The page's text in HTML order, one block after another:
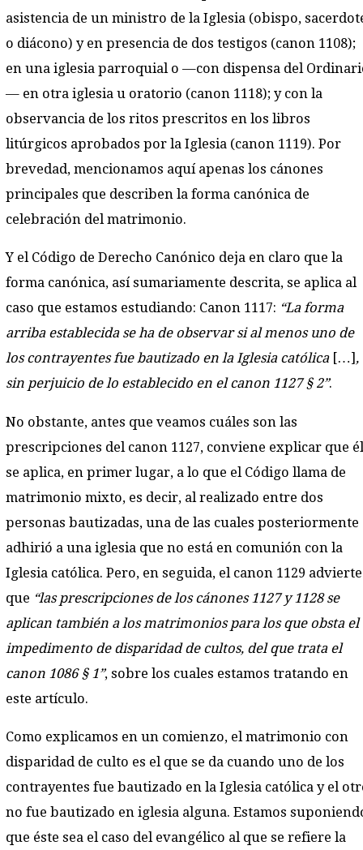
asistencia de un ministro de la Iglesia (obispo,
o diácono) y en presencia de dos testigos (canon 1108);
en una iglesia parroquial o —con dispensa del
— en otra iglesia u oratorio (canon 1118); y con la
observancia de los ritos prescritos en los libros
litúrgicos aprobados por la Iglesia (canon 1119). Por
brevedad, mencionamos aquí apenas los cánones
principales que describen la forma canónica de
celebración del matrimonio.
Y el Código de Derecho Canónico deja en claro que la
forma canónica, así sumariamente descrita, se aplica al
caso que estamos estudiando: Canon 1117: “La forma
arriba establecida se ha de observar si al menos uno de
los contrayentes fue bautizado en la Iglesia católica[…] ,
sin perjuicio de lo establecido en el canon 1127 § 2”.
No obstante, antes que veamos cuáles son las
prescripciones del canon 1127, conviene explicar que él
se aplica, en primer lugar, a lo que el Código llama de
matrimonio mixto, es decir, al realizado entre dos
personas bautizadas, una de las cuales posteriormente
adhirió a una iglesia que no está en comunión con la
Iglesia católica. Pero, en seguida, el canon 1129 advierte
que “las prescripciones de los cánones 1127 y 1128 se
aplican también a los matrimonios para los que obsta el
impedimento de disparidad de cultos, del que trata el
canon 1086 § 1”, sobre los cuales estamos tratando en
este artículo.
Como explicamos en un comienzo, el matrimonio con
disparidad de culto es el que se da cuando uno de los
contrayentes fue bautizado en la Iglesia católica y el
no fue bautizado en iglesia alguna. Estamos
que éste sea el caso del evangélico al que se refiere la